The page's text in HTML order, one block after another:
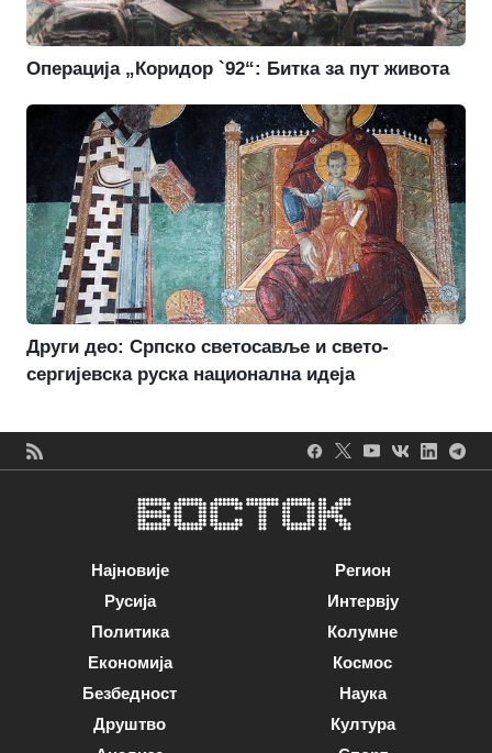
Операција „Коридор `92“: Битка за пут живота
Други део: Српско светосавље и свето-
сергијевска руска национална идеја
Најновије
Русија
Политика
Економија
Безбедност
Друштво
Регион
Интервју
Колумне
Космос
Наука
Култура